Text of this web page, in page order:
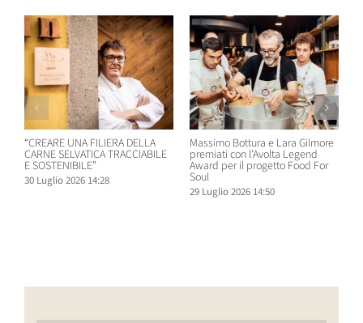
“CREARE UNA FILIERA DELLA
CARNE SELVATICA TRACCIABILE
E SOSTENIBILE”
30 Luglio 2026 14:28
Massimo Bottura e Lara Gilmore
premiati con l’Avolta Legend
Award per il progetto Food For
Soul
29 Luglio 2026 14:50